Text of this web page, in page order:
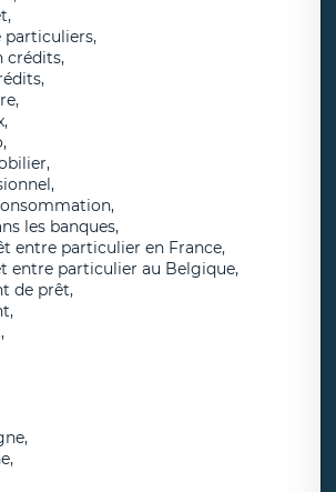
crédits,
les banques,
entre particulier en France,
entre particulier au Belgique,
de prêt,